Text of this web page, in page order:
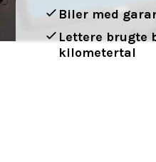
Biler med
Lettere brugte
kilometertal